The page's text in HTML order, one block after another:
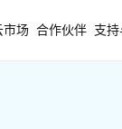
市场 合作伙伴 支